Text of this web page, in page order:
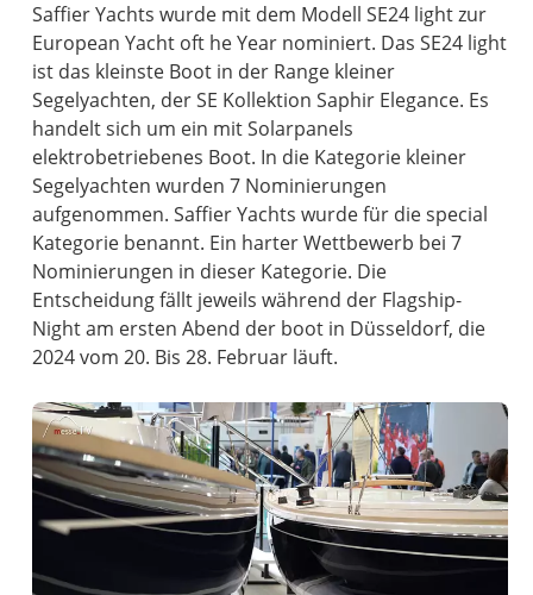
Saffier Yachts wurde mit dem Modell SE24 light zur
European Yacht oft he Year nominiert. Das SE24 light
ist das kleinste Boot in der Range kleiner
Segelyachten, der SE Kollektion Saphir Elegance. Es
handelt sich um ein mit Solarpanels
elektrobetriebenes Boot. In die Kategorie kleiner
Segelyachten wurden 7 Nominierungen
aufgenommen. Saffier Yachts wurde für die special
Kategorie benannt. Ein harter Wettbewerb bei 7
Nominierungen in dieser Kategorie. Die
Entscheidung fällt jeweils während der Flagship-
Night am ersten Abend der boot in Düsseldorf, die
2024 vom 20. Bis 28. Februar läuft.